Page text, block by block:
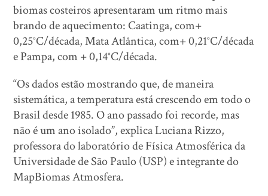
biomas costeiros apresentaram um ritmo mais
brando de aquecimento: Caatinga, com+
0,25°C/década, Mata Atlântica, com+ 0,21°C/década
e Pampa, com + 0,14°C/década.
“Os dados estão mostrando que, de maneira
sistemática, a temperatura está crescendo em todo o
Brasil desde 1985. O ano passado foi recorde, mas
não é um ano isolado”, explica Luciana Rizzo,
professora do laboratório de Física Atmosférica da
Universidade de São Paulo (USP) e integrante do
MapBiomas Atmosfera.